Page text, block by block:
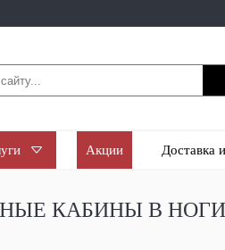
Акции Доставка
КАБИНЫ В